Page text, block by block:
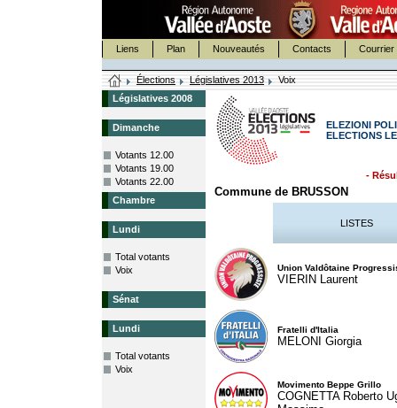
Liens Plan Nouveautés Contacts Courrier
Élections Législatives 2013
Voix
Législatives 2008
Dimanche
Votants 12.00
Votants 19.00
Votants 22.00
Chambre
Lundi
Total votants
Voix
Sénat
Lundi
Total votants
Voix
ELEZIONI
ELECTIONS
-
Commune de BRUSSON
LISTES
Union Valdôtaine
VIERIN Laurent
Fratelli d'Italia
MELONI Giorgia
Movimento Beppe Grillo
COGNETTA Roberto